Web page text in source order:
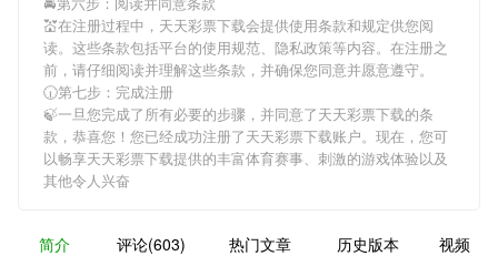
💒在注册过程中， 天天彩票下载会提供使用条款和规定供您阅
读。这些条款包括平台的使用规范、隐私政策等内容。在注册之
前，请仔细阅读并理解这些条款，并确保您同意并愿意遵守。
🕡第七步：完成注册
🍃一旦您完成了所有必要的步骤，并同意了天天彩票下载的条
款，恭喜您！您已经成功注册了天天彩票下载账户。现在，您可
以畅享天天彩票下载提供的丰富体育赛事、刺激的游戏体验以及
其他令人兴奋
简介 评论(603) 热门文章 历史版本 视频